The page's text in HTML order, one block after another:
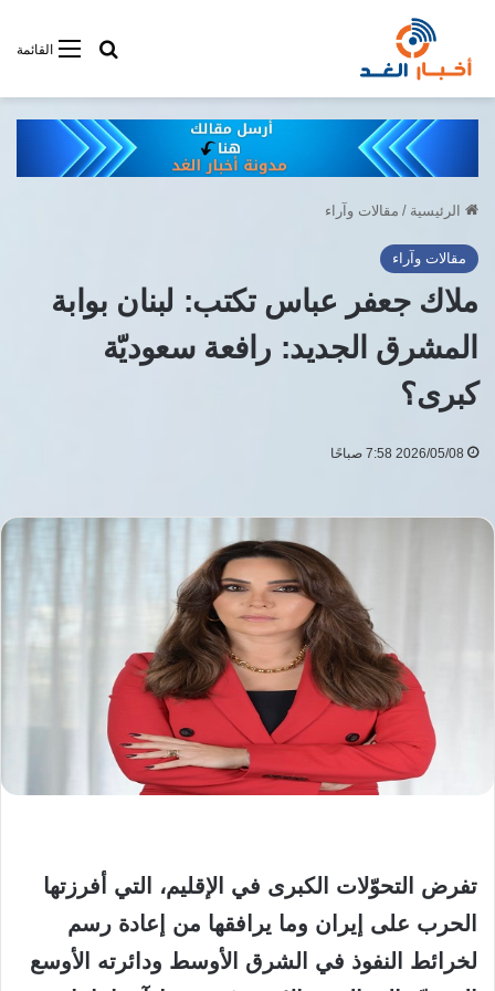
القائمةأبحت فى
الرئيسية / مقالات وآراء
مقالات وآراء
ملاك جعفر عباس تكتب: لبنان بوابة
المشرق الجديد: رافعة سعوديّة
كبرى؟
2026/05/08 7:58 صباحًا
تفرض التحوّلات الكبرى في الإقليم، التي أفرزتها
الحرب على إيران وما يرافقها من إعادة رسم
لخرائط النفوذ في الشرق الأوسط ودائرته الأوسع